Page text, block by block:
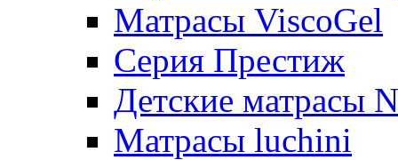
Матрасы ViscoGel
Серия Престиж
Детские матрасы
Матрасы luchini